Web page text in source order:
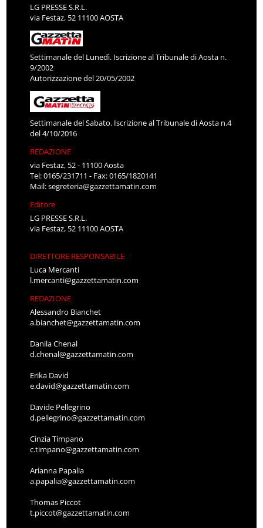
LG PRESSE S.R.L.
via Festaz, 52 11100 AOSTA
Settimanale del Lunedì. Iscrizione al Tribunale di Aosta n.
9/2002
Autorizzazione del 20/05/2002
Settimanale del Sabato. Iscrizione al Tribunale di Aosta n.4
del 4/10/2016
REDAZIONE
via Festaz, 52 - 11100 Aosta
Tel: 0165/231711 - Fax: 0165/1820141
Mail:segreteria@gazzettamatin.com
Editore
LG PRESSE S.R.L.
via Festaz, 52 11100 AOSTA
DIRETTORE RESPONSABILE
Luca Mercanti
l.mercanti@gazzettamatin.com
REDAZIONE
Alessandro Bianchet
a.bianchet@gazzettamatin.com
Danila Chenal
d.chenal@gazzettamatin.com
Erika David
e.david@gazzettamatin.com
Davide Pellegrino
d.pellegrino@gazzettamatin.com
Cinzia Timpano
c.timpano@gazzettamatin.com
Arianna Papalia
a.papalia@gazzettamatin.com
Thomas Piccot
t.piccot@gazzettamatin.com